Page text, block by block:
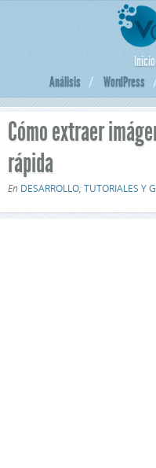
Inicio
Análisis
WordPress
Cómo extraer
rápida
En DESARROLLO, TUTORIALES Y